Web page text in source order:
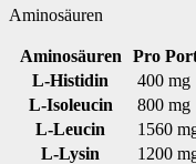
Aminosäuren
Aminosäuren
Pro
L-Histidin
400 mg
L-Isoleucin
800 mg
L-Leucin
1560
L-Lysin
1200